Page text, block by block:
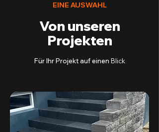
EINE AUSWAHL
Von unseren
Projekten
Für Ihr Projekt auf einen Blick